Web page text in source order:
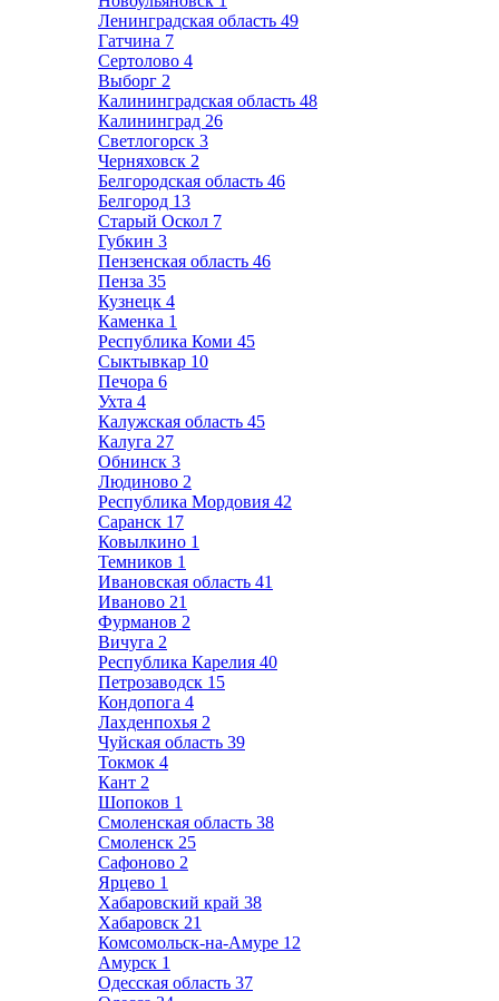
Ленинградская область 49
Гатчина 7
Сертолово 4
Выборг 2
Калининградская область 48
Калининград 26
Светлогорск 3
Черняховск 2
Белгородская область 46
Белгород 13
Старый Оскол 7
Губкин 3
Пензенская область 46
Пенза 35
Кузнецк 4
Каменка 1
Республика Коми 45
Сыктывкар 10
Печора 6
Ухта 4
Калужская область 45
Калуга 27
Обнинск 3
Людиново 2
Республика Мордовия 42
Саранск 17
Ковылкино 1
Темников 1
Ивановская область 41
Иваново 21
Фурманов 2
Вичуга 2
Республика Карелия 40
Петрозаводск 15
Кондопога 4
Лахденпохья 2
Чуйская область 39
Токмок 4
Кант 2
Шопоков 1
Смоленская область 38
Смоленск 25
Сафоново 2
Ярцево 1
Хабаровский край 38
Хабаровск 21
Комсомольск-на-Амуре 12
Амурск 1
Одесская область 37